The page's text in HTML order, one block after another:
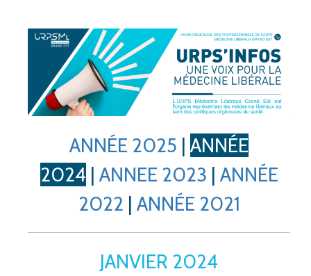
ANNÉE 2025 | ANNÉE
2024 | ANNEE 2023 | ANNÉE
2022 | ANNÉE 2021
JANVIER 2024